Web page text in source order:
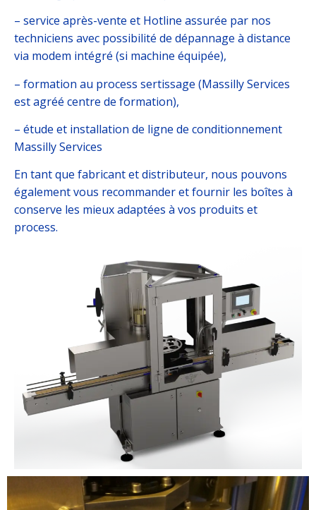
– service après-vente et Hotline assurée par nos
techniciens avec possibilité de dépannage à distance
via modem intégré (si machine équipée),
– formation au process sertissage (Massilly Services
est agréé centre de formation),
– étude et installation de ligne de conditionnement
Massilly Services
En tant que fabricant et distributeur, nous pouvons
également vous recommander et fournir les boîtes à
conserve les mieux adaptées à vos produits et
process.